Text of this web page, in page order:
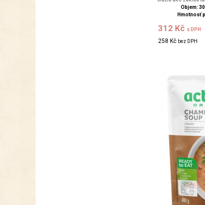
Objem:
Hmotnosť
312 Kč s DPH
258 Kč bez DPH